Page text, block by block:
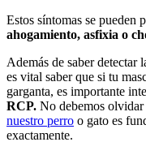
Estos síntomas se pueden
ahogamiento, asfixia o
Además de saber detectar
es vital saber que si tu
garganta, es importante
RCP. No debemos olvidar
nuestro perro o gato es
exactamente.